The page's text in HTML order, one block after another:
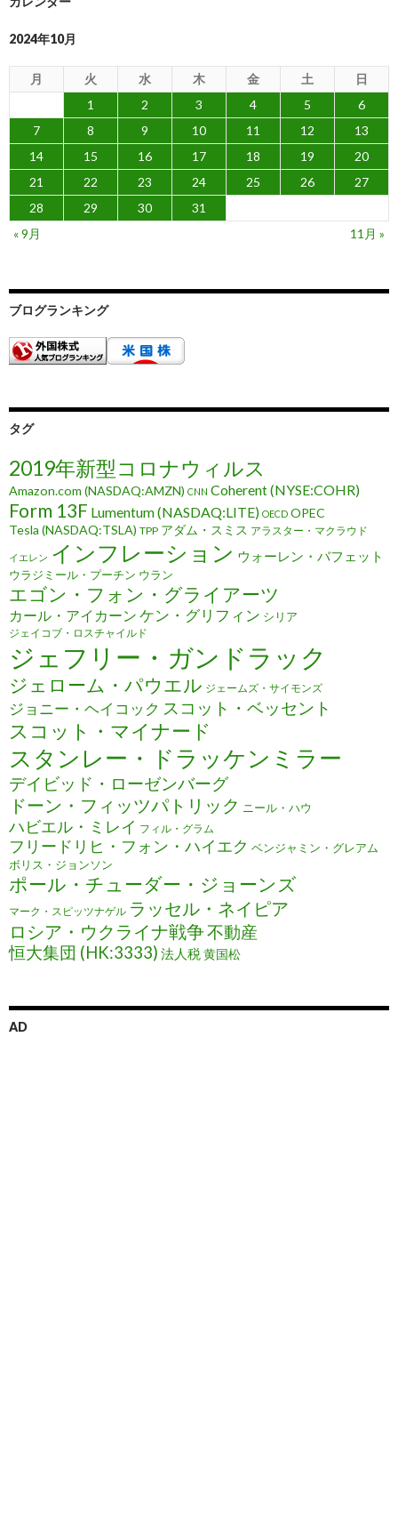
2024年10月
月 火 水 木 金 土
日
1
2 3 4 5
6
7
8 9 10 11 12
13
14
15 16 17 18 19
20
21
22 23 24 25 26
27
28
29 30
31
« 9月
11月 »
ブログランキング
タグ
2019年新型コロナウィルス
Amazon.com (NASDAQ:AMZN) CNN Coherent (NYSE:COHR)
Form 13F Lumentum (NASDAQ:LITE) OECD OPEC
Tesla (NASDAQ:TSLA) TPP アダム・スミス アラスター・マクラウド
イエレン インフレーション ウォーレン・バフェット
ウラジミール・プーチン ウラン
エゴン・フォン・グライアーツ
カール・アイカーン ケン・グリフィン シリア
ジェイコブ・ロスチャイルド
ジェフリー・ガンドラック
ジェローム・パウエル ジェームズ・サイモンズ
ジョニー・ヘイコック スコット・ベッセント
スコット・マイナード
スタンレー・ドラッケンミラー
デイビッド・ローゼンバーグ
ドーン・フィッツパトリック ニール・ハウ
ハビエル・ミレイ フィル・グラム
フリードリヒ・フォン・ハイエク ベンジャミン・グレアム
ボリス・ジョンソン
ポール・チューダー・ジョーンズ
マーク・スピッツナゲル ラッセル・ネイピア
ロシア・ウクライナ戦争不動産
恒大集団 (HK:3333) 法人税黄国松
AD